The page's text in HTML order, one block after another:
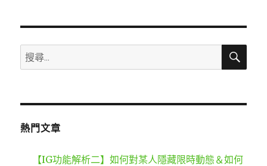
搜
尋
鍵
搜
熱門文章
【IG功能解析二】如何對某人隱藏限時動態＆如何